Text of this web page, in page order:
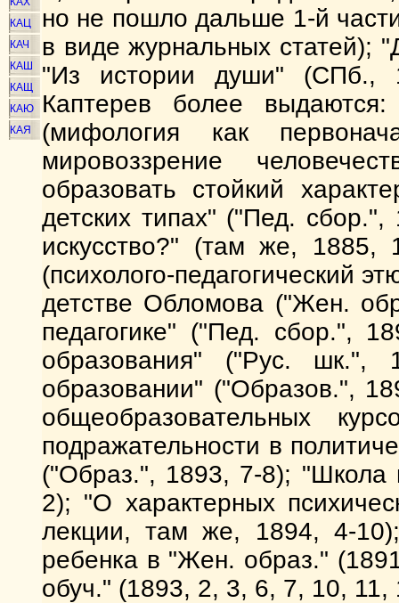
КАЦ
КАЧ
КАШ
КАЩ
КАЮ
КАЯ
но не пошло дальше 1-й
в виде журнальных статей);
"Из истории души" (СПб.,
Каптерев более
(мифология как
мировоззрение
образовать стойкий
детских типах" ("Пед.
искусство?" (там же,
(психолого-педагогический
детстве Обломова ("Жен.
педагогике" ("Пед. сбор.",
образования" ("Рус.
образовании" ("Образов.",
общеобразовательных
подражательности в
("Образ.", 1893, 7-8);
2); "О характерных
лекции, там же, 1894, 4-
ребенка в "Жен. образ."
обуч." (1893, 2, 3, 6, 7, 10,